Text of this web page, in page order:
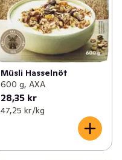
Müsli Hasselnöt
600 g, AXA
28,35 kr
47,25 kr /kg